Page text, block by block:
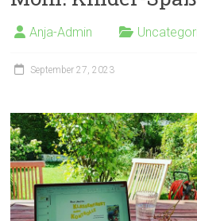
Anja-Admin
September 27, 2023